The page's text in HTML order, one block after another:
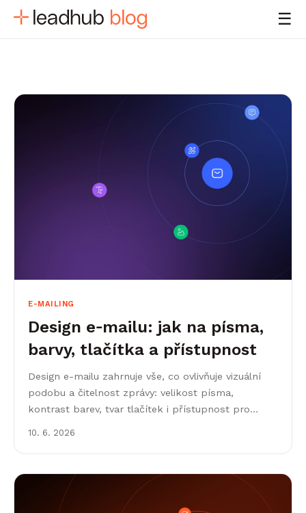
☰
E-MAILING
Design e‑mailu: jak na písma,
barvy, tlačítka a přístupnost
Design e-mailu zahrnuje vše, co ovlivňuje vizuální
podobu a čitelnost zprávy: velikost písma,
kontrast barev, tvar tlačítek i přístupnost pro
10. 6. 2026